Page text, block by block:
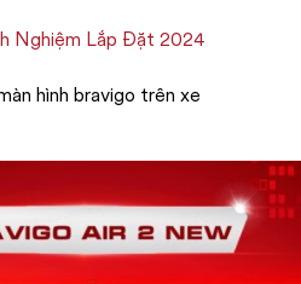
Nghiệm Lắp Đặt 2024